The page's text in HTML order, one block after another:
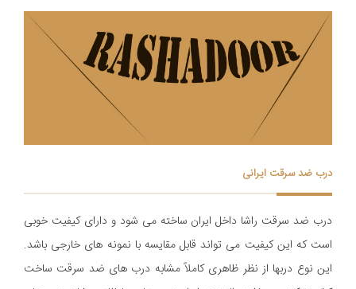
درب ضد سرقت ایرانی
درب ضد سرقت راشا داخل ایران ساخته می شود و دارای کیفیت خوبی
است که این کیفیت می تواند قابل مقایسه با نمونه های خارجی باشد.
اين نوع دربها از نظر ظاهری کاملاً مشابه درب های ضد سرقت ساخت